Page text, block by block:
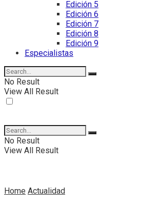
Edición 5
Edición 6
Edición 7
Edición 8
Edición 9
Especialistas
No Result
View All Result
No Result
View All Result
Home Actualidad